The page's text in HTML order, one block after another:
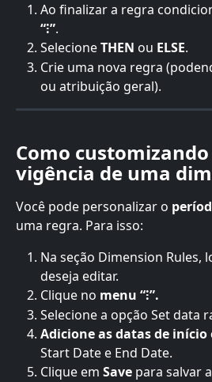
Ao finalizar a regra
“⁝”.
Selecione THEN ou ELSE.
Crie uma nova regra
ou atribuição geral).
Como
vigência de uma
Você pode personalizar o
uma regra. Para isso:
Na seção Dimension Rules,
deseja editar.
Clique no menu “⁝”.
Selecione a opção Set data
Adicione as datas de início
Start Date e End Date.
Clique em Save para salvar